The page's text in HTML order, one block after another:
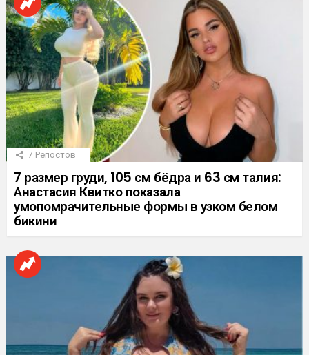
7 Репостов
7 размер груди, 105 см бёдра и 63 см талия:
Анастасия Квитко показала
умопомрачительные формы в узком белом
бикини